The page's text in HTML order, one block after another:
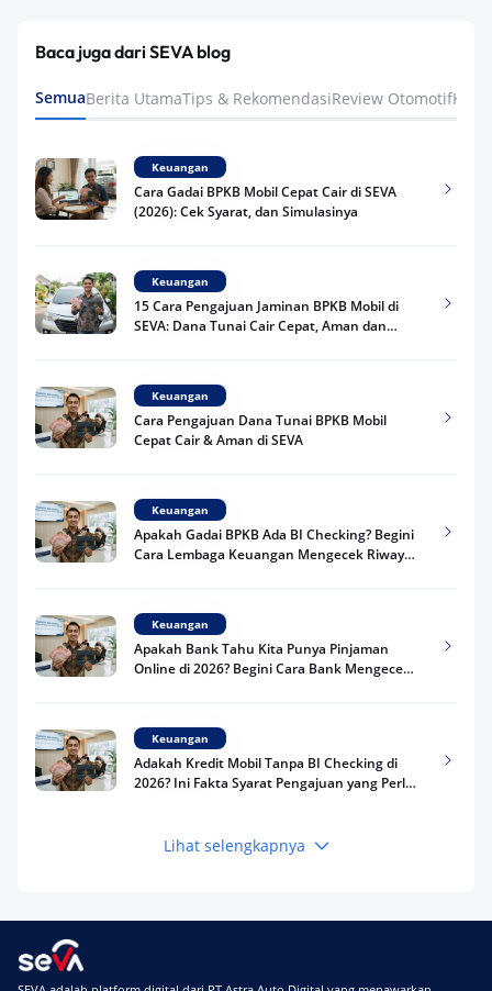
Baca juga dari SEVA blog
SemuaBerita UtamaTips & RekomendasiReview Otomotif
Keuangan
Cara Gadai BPKB Mobil Cepat Cair di SEVA
(2026): Cek Syarat, dan Simulasinya
Keuangan
15 Cara Pengajuan Jaminan BPKB Mobil di
SEVA: Dana Tunai Cair Cepat, Aman dan
Keuangan
Cara Pengajuan Dana Tunai BPKB Mobil
Cepat Cair & Aman di SEVA
Keuangan
Apakah Gadai BPKB Ada BI Checking? Begini
Cara Lembaga Keuangan Mengecek Riwayat
Keuangan
Apakah Bank Tahu Kita Punya Pinjaman
Online di 2026? Begini Cara Bank Mengecek
Keuangan
Adakah Kredit Mobil Tanpa BI Checking di
2026? Ini Fakta Syarat Pengajuan yang Perlu
Keuangan
Terpercaya
Lihat selengkapnya